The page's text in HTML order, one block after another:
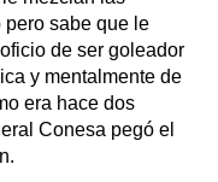
de urgencia
sabe que le
de ser goleador
y mentalmente de
era hace dos
Conesa pegó el